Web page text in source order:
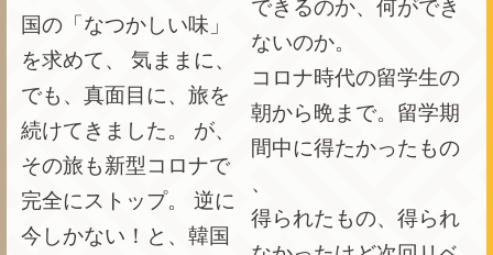
国の「なつかしい味」
を求めて、 気ままに、
でも、真面目に、旅を
続けてきました。 が、
その旅も新型コロナで
完全にストップ。 逆に
今しかない！と、韓国
できるのか、何ができ
ないのか。
コロナ時代の留学生の
朝から晩まで。留学期
間中に得たかったもの
、
得られたもの、得られ